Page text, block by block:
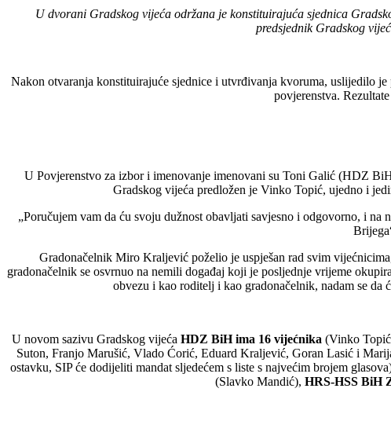
U dvorani Gradskog vijeća održana je konstituirajuća sjednica
predsjednik Gradskog
Nakon otvaranja konstituirajuće sjednice i utvrđivanja kvoruma, uslijedilo
povjerenstva.
U Povjerenstvo za izbor i imenovanje imenovani su Toni Galić (HDZ
Gradskog vijeća predložen je Vinko Topić, ujedno i
„Poručujem vam da ću svoju dužnost obavljati savjesno i odgovorno, i
Gradonačelnik Miro Kraljević poželio je uspješan rad svim
gradonačelnik se osvrnuo na nemili događaj koji je posljednje vrijeme
obvezu i kao roditelj i kao gradonačelnik, nadam se
U novom sazivu Gradskog vijeća HDZ BiH ima 16 vijećnika (Vinko
Suton, Franjo Marušić, Vlado Ćorić, Eduard Kraljević, Goran Lasić i
ostavku, SIP će dodijeliti mandat sljedećem s liste s najvećim brojem
(Slavko Mandić), HRS-HSS BiH